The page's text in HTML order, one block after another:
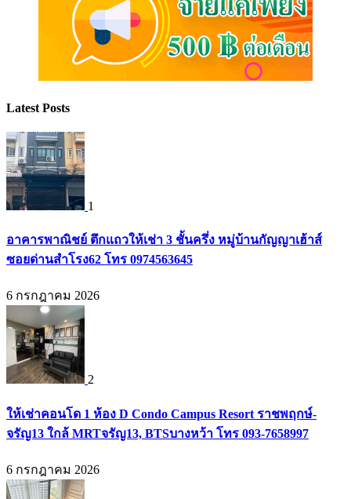
Latest Posts
1
อาคารพาณิชย์ ตึกแถวให้เช่า 3 ชั้นครึ่ง หมู่บ้านกัญญาเฮ้าส์
ซอยด่านสำโรง62 โทร 0974563645
6 กรกฎาคม 2026
2
ให้เช่าคอนโด 1 ห้อง D Condo Campus Resort ราชพฤกษ์-
จรัญ13 ใกล้ MRTจรัญ13, BTSบางหว้า โทร 093-7658997
6 กรกฎาคม 2026